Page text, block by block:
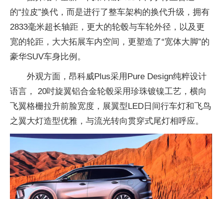
的“拉皮”换代，而是进行了整车架构的换代升级，拥有
2833毫米超长轴距，更大的轮毂与车轮外径，以及更
宽的轮距，大大拓展车内空间，更塑造了“宽体大脚”的
豪华SUV车身比例。
外观方面，昂科威Plus采用Pure Design纯粹设计
语言， 20吋旋翼铝合金轮毂采用珍珠镀镍工艺，横向
飞翼格栅拉升前脸宽度，展翼型LED日间行车灯和飞鸟
之翼大灯造型优雅，与流光转向贯穿式尾灯相呼应。